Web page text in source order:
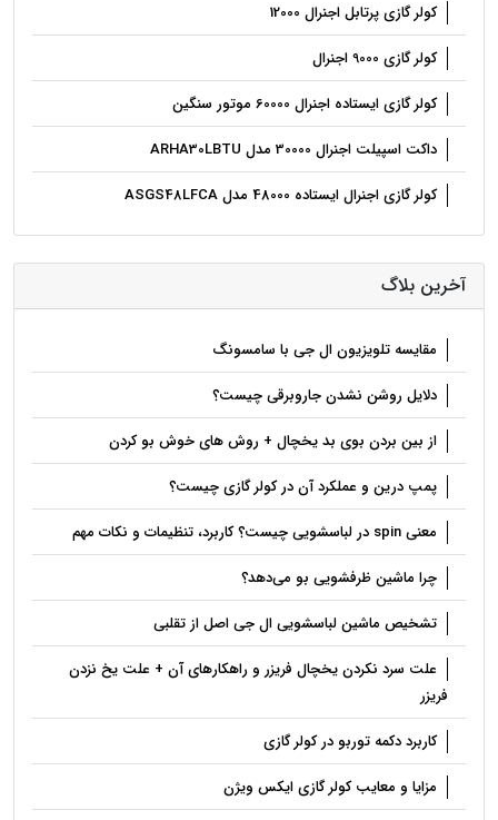
کولر گازی پرتابل اجنرال 12000
کولر گازی 9000 اجنرال
کولر گازی ایستاده اجنرال 60000 موتور سنگین
داکت اسپیلت اجنرال 30000 مدل ARHA30LBTU
کولر گازی‌ اجنرال ایستاده 48000 مدل ASGS48LFCA
آخرین بلاگ
مقایسه تلویزیون ال جی با سامسونگ
دلایل روشن نشدن جاروبرقی چیست؟
از بین بردن بوی بد یخچال + روش های خوش بو کردن
پمپ درین و عملکرد آن در کولر گازی چیست؟
معنی spin در لباسشویی چیست؟ کاربرد، تنظیمات و نکات مهم
چرا ماشین ظرفشویی بو می‌دهد؟
تشخیص ماشین لباسشویی ال جی اصل از تقلبی
علت سرد نکردن یخچال فریزر و راهکارهای آن + علت یخ نزدن
فریزر
کاربرد دکمه توربو در کولر گازی
مزایا و معایب کولر گازی ایکس ویژن